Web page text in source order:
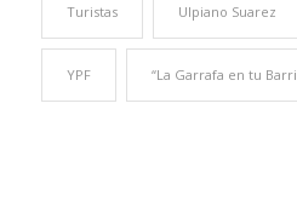
Turistas Ulpiano Suarez
YPF “La Garrafa en tu